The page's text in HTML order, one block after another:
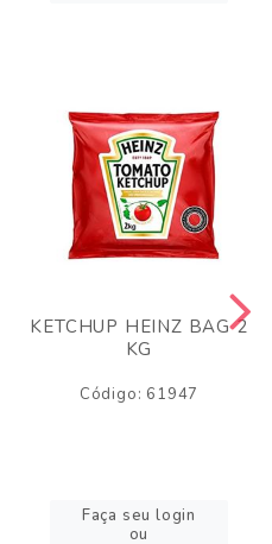
KETCHUP HEINZ BAG 2
KG
Código: 61947
Faça seu login
ou